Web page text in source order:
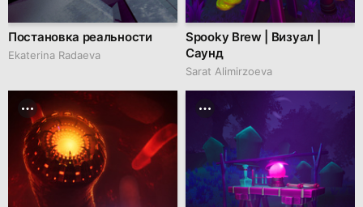
Постановка реальности
Ekaterina Radaeva
Spooky Brew | Визуал |
Саунд
Sarat Alimirzoeva